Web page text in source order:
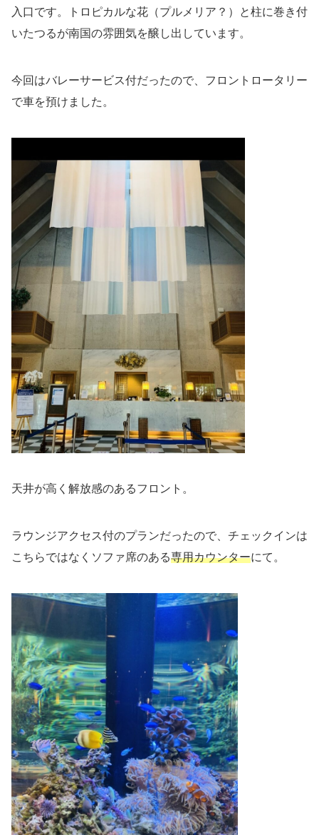
入口です。トロピカルな花（プルメリア？）と柱に巻き付
いたつるが南国の雰囲気を醸し出しています。
今回はバレーサービス付だったので、フロントロータリー
で車を預けました。
天井が高く解放感のあるフロント。
ラウンジアクセス付のプランだったので、チェックインは
こちらではなくソファ席のある専用カウンターにて。